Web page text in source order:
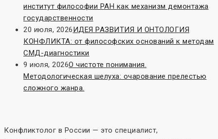
институт философии РАН как механизм демонтажа
государственности
20 июля, 2026ИДЕЯ РАЗВИТИЯ И ОНТОЛОГИЯ
КОНФЛИКТА: от философских оснований к методам
СМД-диагностики
9 июля, 2026О чистоте понимания.
Методологическая шелуха: очарование прелестью
сложного жанра.
Конфликтолог в России — это специалист,